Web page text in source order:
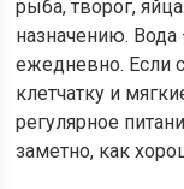
рыба, творог,
назначению.
ежедневно. Если
клетчатку и
регулярное
заметно, как